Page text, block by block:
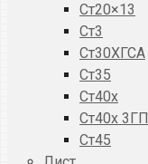
Ст20×13
Ст3
Ст30ХГСА
Ст35
Ст40х
Ст40х 3ГП
Ст45